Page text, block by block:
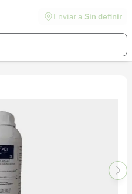
Enviar a Sin definir